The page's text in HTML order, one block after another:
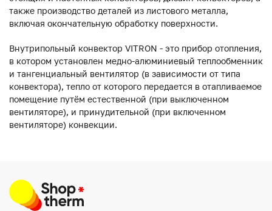
также производство деталей из листового металла,
включая окончательную обработку поверхности.
Внутрипольный конвектор VITRON - это прибор отопления,
в котором установлен медно-алюминиевый теплообменник
и тангенциальный вентилятор (в зависимости от типа
конвектора), тепло от которого передается в отапливаемое
помещение путём естественной (при выключенном
вентиляторе), и принудительной (при включенном
вентиляторе) конвекции.